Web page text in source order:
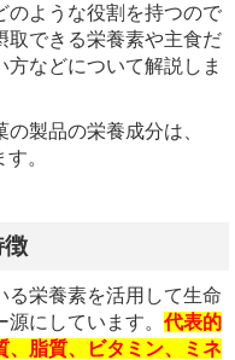
のような役割を持つので
取できる栄養素や主食だ
などについて解説しま
製品の栄養成分は、
。
徴
る栄養素を活用して生命
源にしています。代表的
、脂質、ビタミン、ミネ